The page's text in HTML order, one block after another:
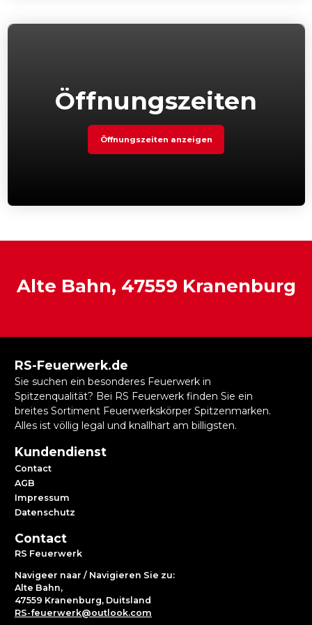
Öffnungszeiten
Öffnungszeiten anzeigen
Alte Bahn, 47559 Kranenburg
RS-Feuerwerk.de
Sie suchen ein besonderes Feuerwerk in
Spitzenqualität? Bei RS Feuerwerk finden Sie ein
breites Sortiment Feuerwerkskörper Spitzenmarken.
Alles ist völlig legal und knallhart am billigsten.
Kundendienst
Contact
AGB
Impressum
Datenschutz
Contact
RS Feuerwerk
Navigeer naar / Navigieren Sie zu:
Alte Bahn,
47559 Kranenburg, Duitsland
RS-feuerwerk@outlook.com